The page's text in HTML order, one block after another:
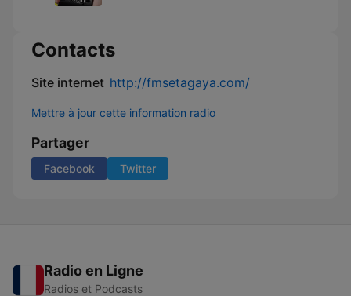
Contacts
Site internet http://fmsetagaya.com/
Mettre à jour cette information radio
Partager
Facebook Twitter
Radio en Ligne
Radios et Podcasts